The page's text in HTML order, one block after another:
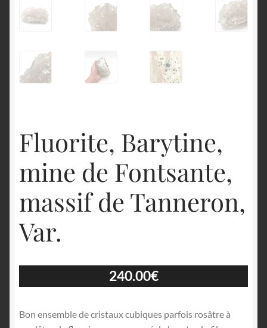
Fluorite, Barytine,
mine de Fontsante,
massif de Tanneron,
Var.
240.00€
Bon ensemble de cristaux cubiques parfois rosâtre à